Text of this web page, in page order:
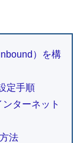
）を構
定手順
ターネット
法